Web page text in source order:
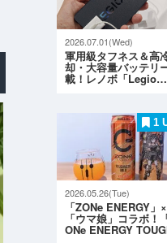
2026.07.01(Wed)
軍用級タフネス＆高
却・大容量バッテリ
載！レノボ「Legio…
1
2026.05.26(Tue)
「ZONe ENERGY」×
「ウマ娘」コラボ！
ONe ENERGY